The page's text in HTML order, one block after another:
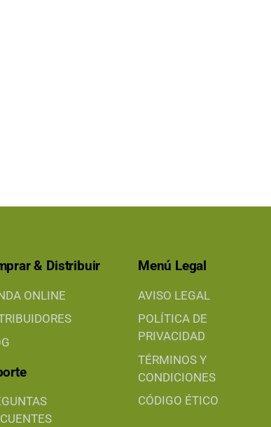
& Distribuir
ONLINE
Menú Legal
AVISO LEGAL
POLÍTICA DE
PRIVACIDAD
TÉRMINOS Y
CONDICIONES
CÓDIGO ÉTICO